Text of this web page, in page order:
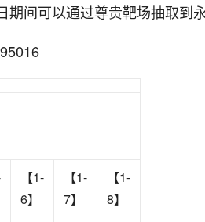
间可以通过尊贵靶场抽取到
【1-
6】
【1-
7】
【1-
8】